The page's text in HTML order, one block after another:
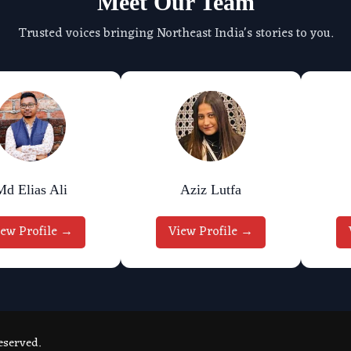
Trusted voices bringing Northeast India's stories to you.
Elias Ali
Profile →
Aziz Lutfa
View Profile →